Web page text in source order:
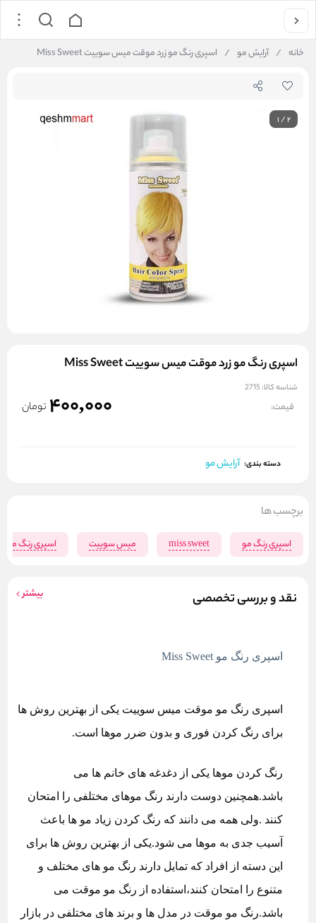
خانه / آرایش مو / اسپری رنگ مو زرد موقت میس سوییت Miss Sweet
1/2
اسپری رنگ مو زرد موقت میس سوییت Miss Sweet
شناسه کالا: 2715
قیمت: 400,000 تومان
دسته بندی: آرایش مو
نقد و بررسی تخصصی بیشتر
اسپری رنگ مو Miss Sweet
اسپری رنگ مو موقت میس سوییت یکی از بهترین روش ها
برای رنگ کردن فوری و بدون ضرر موها است.
رنگ کردن موها یکی از دغدغه های خانم ها می
باشد.همچنین دوست دارند رنگ موهای مختلفی را امتحان
کنند .ولی همه می دانند که رنگ کردن زیاد مو ها باعث
آسیب جدی به موها می شود.یکی از بهترین روش ها برای
این دسته از افراد که تمایل دارند رنگ مو های مختلف و
متنوع را امتحان کنند،استفاده از رنگ مو موقت می
باشد.رنگ مو موقت در مدل ها و برند های مختلفی در بازار
برچسب ها
اسپری رنگ مو miss sweet میس سوییت اسپری رنگ مو